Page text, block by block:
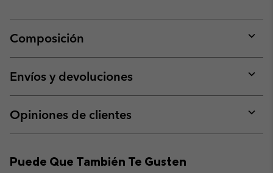
Composición
or
Envíos y devoluciones
or
Opiniones de clientes
or
Puede Que También Te Gusten